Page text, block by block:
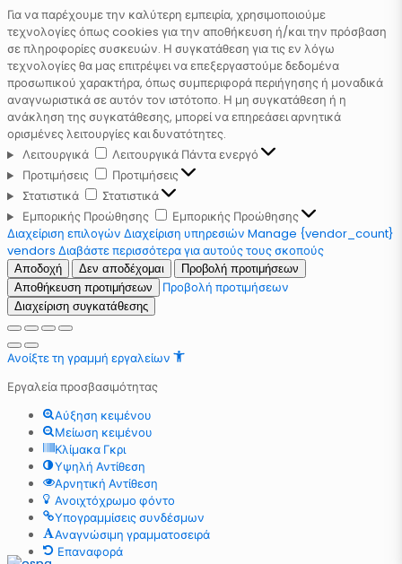
Για να παρέχουμε την καλύτερη εμπειρία, χρησιμοποιούμε
τεχνολογίες όπως cookies για την αποθήκευση ή/και την πρόσβαση
σε πληροφορίες συσκευών. Η συγκατάθεση για τις εν λόγω
τεχνολογίες θα μας επιτρέψει να επεξεργαστούμε δεδομένα
προσωπικού χαρακτήρα, όπως συμπεριφορά περιήγησης ή μοναδικά
αναγνωριστικά σε αυτόν τον ιστότοπο. Η μη συγκατάθεση ή η
ανάκληση της συγκατάθεσης, μπορεί να επηρεάσει αρνητικά
ορισμένες λειτουργίες και δυνατότητες.
Λειτουργικά
Λειτουργικά Πάντα ενεργό
Προτιμήσεις
Προτιμήσεις
Στατιστικά
Στατιστικά
Εμπορικής Προώθησης
Εμπορικής Προώθησης
Διαχείριση επιλογών Διαχείριση υπηρεσιών Manage {vendor_count}
vendors Διαβάστε περισσότερα για αυτούς τους σκοπούς
Αποδοχή Δεν αποδέχομαι
Προβολή προτιμήσεων
Αποθήκευση προτιμήσεων
Προβολή προτιμήσεων
Διαχείριση συγκατάθεσης
Ανοίξτε τη γραμμή εργαλείων
Εργαλεία προσβασιμότητας
Αύξηση κειμένου
Μείωση κειμένου
Κλίμακα Γκρι
Υψηλή Αντίθεση
Αρνητική Αντίθεση
Ανοιχτόχρωμο φόντο
Υπογραμμίσεις συνδέσμων
Αναγνώσιμη γραμματοσειρά
Επαναφορά